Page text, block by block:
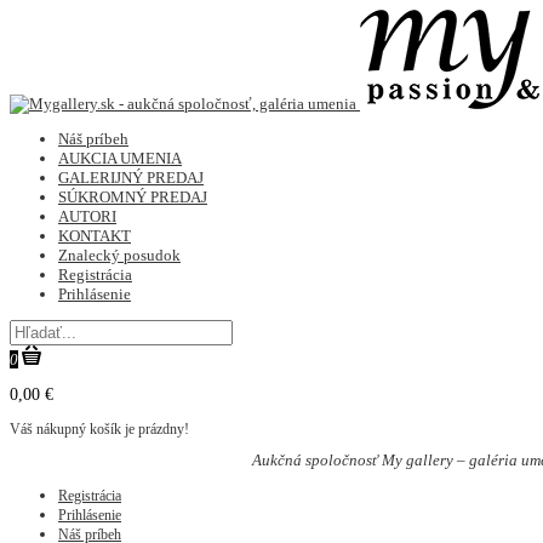
Náš príbeh
AUKCIA UMENIA
GALERIJNÝ PREDAJ
SÚKROMNÝ PREDAJ
AUTORI
KONTAKT
Znalecký posudok
Registrácia
Prihlásenie
0
0,00 €
Váš nákupný košík je prázdny!
Aukčná spoločnosť My gallery – galéria
Registrácia
Prihlásenie
Náš príbeh